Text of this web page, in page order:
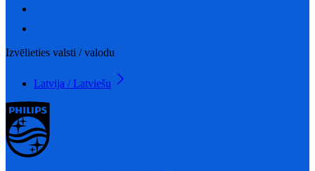
Izvēlieties valsti / valodu
Latvija / Latviešu